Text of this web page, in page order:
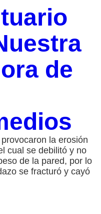
de
la erosión
cual se debilitó y no
de la pared, por lo
se fracturó y cayó